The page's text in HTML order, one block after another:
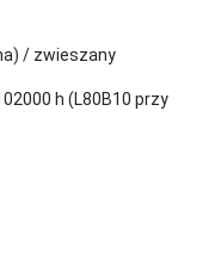
/ zwieszany
h (L80B10 przy